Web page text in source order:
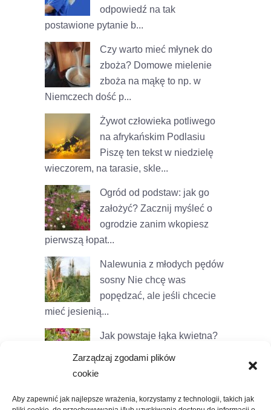
Zarządzaj zgodami plików
cookie
Aby zapewnić jak najlepsze wrażenia, korzystamy z technologii, takich jak
odpowiedź na tak
postawione pytanie b...
Czy warto mieć młynek do
zboża? Domowe mielenie
zboża na mąkę to np. w
Niemczech dość p...
Żywot człowieka potliwego
na afrykańskim Podlasiu
Piszę ten tekst w niedzielę
wieczorem, na tarasie, skle...
Ogród od podstaw: jak go
założyć? Zacznij myśleć o
ogrodzie zanim wkopiesz
pierwszą łopat...
Nalewunia z młodych pędów
sosny Nie chcę was
popędzać, ale jeśli chcecie
mieć jesienią...
Jak powstaje łąka kwietna?
W bólach!
Nie czujemy rąk i